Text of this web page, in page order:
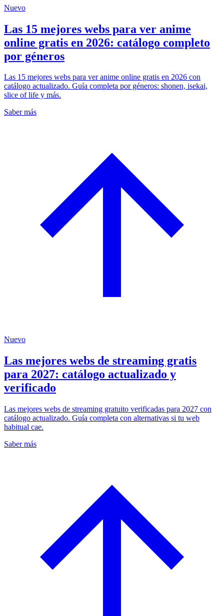
Nuevo
Las 15 mejores webs para ver anime
online gratis en 2026: catálogo completo
por géneros
Las 15 mejores webs para ver anime online gratis en 2026 con
catálogo actualizado. Guía completa por géneros: shonen, isekai,
slice of life y más.
Saber más
Nuevo
Las mejores webs de streaming gratis
para 2027: catálogo actualizado y
verificado
Las mejores webs de streaming gratuito verificadas para 2027 con
catálogo actualizado. Guía completa con alternativas si tu web
habitual cae.
Saber más